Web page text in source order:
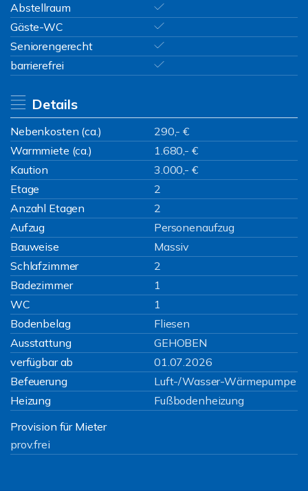
Abstellraum
Gäste-WC
Seniorengerecht
barrierefrei
Details
Nebenkosten (ca.)
290,- €
Warmmiete (ca.)
1.680,- €
Kaution
3.000,- €
Etage
2
Anzahl Etagen
2
Aufzug
Personenaufzug
Bauweise
Massiv
Schlafzimmer
2
Badezimmer
1
WC
1
Bodenbelag
Fliesen
Ausstattung
GEHOBEN
verfügbar ab
01.07.2026
Befeuerung
Luft-/Wasser-Wärmepumpe
Heizung
Fußbodenheizung
Provision für Mieter
prov.frei